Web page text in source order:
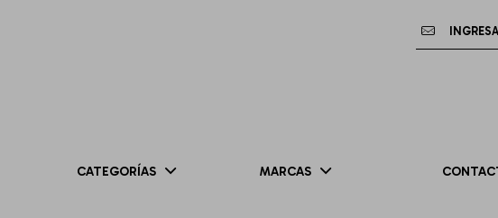
CATEGORÍAS MARCAS